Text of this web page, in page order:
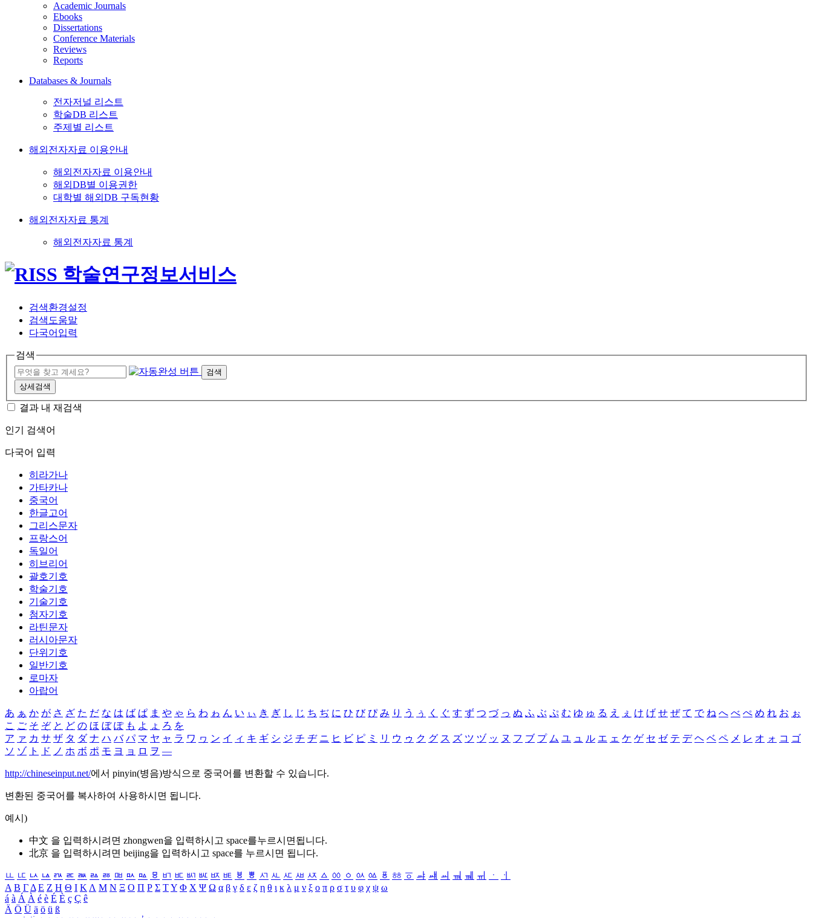
Academic Journals
Ebooks
Dissertations
Conference Materials
Reviews
Reports
Databases & Journals
전자저널 리스트
학술DB 리스트
주제별 리스트
해외전자자료 이용안내
해외전자자료 이용안내
해외DB별 이용권한
대학별 해외DB 구독현황
해외전자자료 통계
해외전자자료 통계
검색환경설정
검색도움말
다국어입력
검색
검색
상세검색
결과 내 재검색
인기 검색어
다국어 입력
히라가나
가타카나
중국어
한글고어
그리스문자
프랑스어
독일어
히브리어
괄호기호
학술기호
기술기호
첨자기호
라틴문자
러시아문자
단위기호
일반기호
로마자
아랍어
あ ぁ か が さ ざ た だ な は ば ぱ ま や ゃ ら わ ゎ ん い ぃ き ぎ し じ ち ぢ に ひ び ぴ み り う ぅ く ぐ す ず つ づ っ ぬ ふ ぶ ぷ む ゆ ゅ る え ぇ け げ せ ぜ て で ね へ べ ぺ め れ お ぉ
こ ご そ ぞ と ど の ほ ぼ ぽ も よ ょ ろ を
ア ァ カ サ ザ タ ダ ナ ハ バ パ マ ヤ ャ ラ ワ ヮ ン イ ィ キ ギ シ ジ チ ヂ ニ ヒ ビ ピ ミ リ ウ ゥ ク グ ス ズ ツ ヅ ッ ヌ フ ブ プ ム ユ ュ ル エ ェ ケ ゲ セ ゼ テ デ ヘ ベ ペ メ レ オ ォ コ ゴ
ソ ゾ ト ド ノ ホ ボ ポ モ ヨ ョ ロ ヲ ―
http://chineseinput.net/에서 pinyin(병음)방식으로 중국어를 변환할 수 있습니다.
변환된 중국어를 복사하여 사용하시면 됩니다.
예시)
中文 을 입력하시려면 zhongwen을 입력하시고 space를누르시면됩니다.
北京 을 입력하시려면 beijing을 입력하시고 space를 누르시면 됩니다.
ㅥ ㅦ ㅧ ㅨ ㅩ ㅪ ㅫ ㅬ ㅭ ㅮ ㅯ ㅰ ㅱ ㅲ ㅳ ㅴ ㅵ ㅶ ㅷ ㅸ ㅹ ㅺ ㅻ ㅼ ㅽ ㅾ ㅿ ㆀ ㆁ ㆂ ㆃ ㆄ ㆅ ㆆ ㆇ ㆈ ㆉ ㆊ ㆋ ㆌ ㆍ
ㆎ
Α Β ΓΔ Ε Ζ Η Θ Ι ΚΛ Μ Ν Ξ Ο Π Ρ Σ ΤΥ Φ Χ Ψ Ω α β γ δ ε ζ η θ ι κ λ μ ν ξ ο π ρ σ τ υ φ χ ψ ω
á à Á À é è É È ç Ç ê
Ä Ö Ü ä ö ü ß